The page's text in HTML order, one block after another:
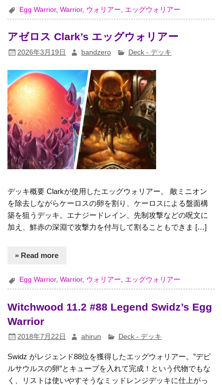
Egg Warrior,Warrior, ウォリアー エッグウォリアー
アゼロス Clark’s エッグウォリアー
2026年3月19日 bandzero Deck - デッキ
デッキ概要 Clarkが使用したエッグウォリアー。 敵ミニオン
を除去しながらケーロスの卵を割り、ケーロスによる盤面構
築を狙うデッキ。エナジードレイン、先制攻撃などの呪文に
加え、鮮赤の深淵で攻撃力を付与して割ることもできま […]
» Read more
Egg Warrior,Warrior, ウォリアー, エッグウォリアー
Witchwood 11.2 #88 Legend Swidz’s Egg
Warrior
2018年7月22日 ahirun Deck - デッキ
Swidz がレジェンド88位を獲得したエッグウォリアー。”デビ
ルサウルスの卵”とキューブを入れて完成！という代物でもな
く、リストは使いやすそうなミッドレンジデッキに仕上がっ